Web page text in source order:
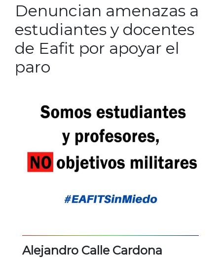
Denuncian amenazas a
estudiantes y docentes
de Eafit por apoyar el
paro
Alejandro Calle Cardona